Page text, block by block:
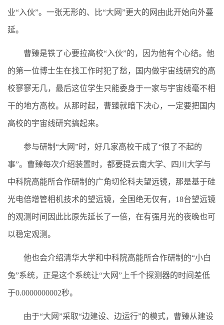
业“入伙”。一张无形的、比“大网”更大的网由此开始向外蔓
延。
曹臻是铁了心要拉高校“入伙”的，因为他有个心结。他
的第一位博士生在找工作时犯了愁，国内做宇宙线研究的高
校寥寥无几，最后这位学生只能委身于一家与宇宙线毫不相
干的地方高校。从那时起，曹臻就暗下决心，一定要把国内
高校的宇宙线研究搞起来。
参与研制“大网”时，好几家高校干成了“很了不起的
事”。曹臻每次介绍装置时，都要提云南大学、四川大学与
中科院高能所合作研制的广角切伦科夫望远镜，那是基于硅
光电倍增管相机技术的望远镜，全国绝无仅有，18台望远镜
的观测时间因此比原先延长了一倍，在有强月光的夜晚也可
以稳定观测。
他也会介绍清华大学和中科院高能所合作研制的“小白
兔”系统，正是这个系统让“大网”上千个探测器的时间差低
于0.0000000002秒。
由于“大网”采取“边建设、边运行”的模式，曹臻从建设